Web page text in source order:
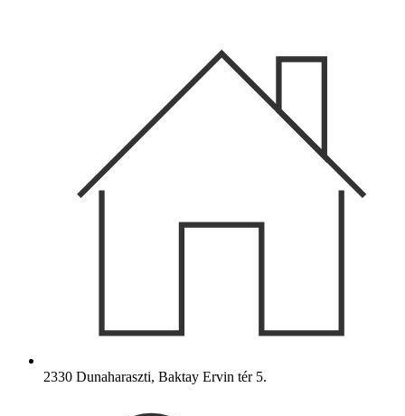
2330 Dunaharaszti, Baktay Ervin tér 5.